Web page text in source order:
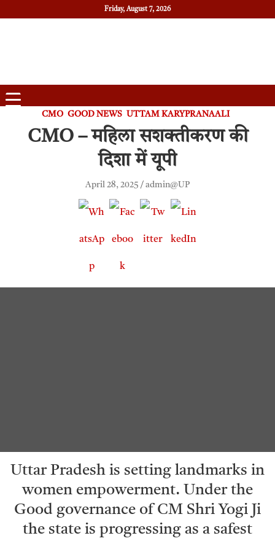
Friday, August 7, 2026
CMO GOOD NEWS UTTAM KARYPRANAALI
CMO – महिला सशक्तीकरण की
दिशा में यूपी
April 28, 2025 admin@UP
Uttar Pradesh is setting landmarks in
women empowerment. Under the
Good governance of CM Shri Yogi Ji
the state is progressing as a safest